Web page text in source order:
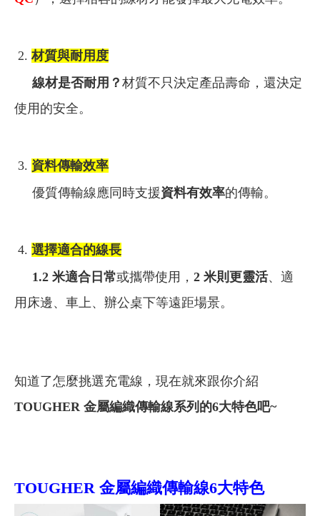
2.材質與耐用度
線材是否耐用？ 材質不只決定產品壽命，還決定
使用的安全。
3. 資料傳輸效率
優質傳輸線應同時支援資料有效率的傳輸。
4. 選擇適合的線長
1.2 米適合日常或攜帶使用， 2 米則更靈活、適
用床邊、車上、辦公桌下等遠距場景。
知道了怎麼挑選充電線，現在就來跟你介紹
TOUGHER 金屬編織傳輸線系列的6大特色吧~
TOUGHER 金屬編織傳輸線6大特色